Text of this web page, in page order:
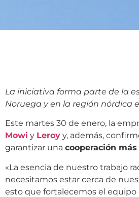
La iniciativa forma parte de la
Noruega y en la región nórdica
Este martes 30 de enero, la
Mowi y Leroy y, además,
garantizar una cooperación
«La esencia de nuestro trabajo
necesitamos estar cerca de
esto que fortalecemos el